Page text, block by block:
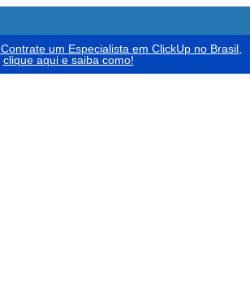
Contrate um Especialista em ClickUp no Brasil,
clique aqui e saiba como!